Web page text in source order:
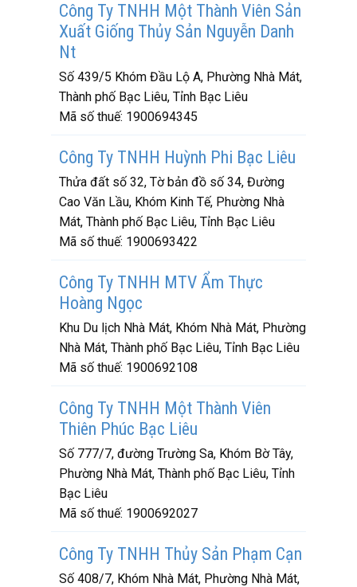
Công Ty TNHH Một Thành Viên Sản
Xuất Giống Thủy Sản Nguyễn Danh
Nt
Số 439/5 Khóm Đầu Lộ A, Phường Nhà Mát,
Thành phố Bạc Liêu, Tỉnh Bạc Liêu
Mã số thuế: 1900694345
Công Ty TNHH Huỳnh Phi Bạc Liêu
Thửa đất số 32, Tờ bản đồ số 34, Đường
Cao Văn Lầu, Khóm Kinh Tế, Phường Nhà
Mát, Thành phố Bạc Liêu, Tỉnh Bạc Liêu
Mã số thuế: 1900693422
Công Ty TNHH MTV Ẩm Thực
Hoàng Ngọc
Khu Du lịch Nhà Mát, Khóm Nhà Mát, Phường
Nhà Mát, Thành phố Bạc Liêu, Tỉnh Bạc Liêu
Mã số thuế: 1900692108
Công Ty TNHH Một Thành Viên
Thiên Phúc Bạc Liêu
Số 777/7, đường Trường Sa, Khóm Bờ Tây,
Phường Nhà Mát, Thành phố Bạc Liêu, Tỉnh
Bạc Liêu
Mã số thuế: 1900692027
Công Ty TNHH Thủy Sản Phạm Cạn
Số 408/7, Khóm Nhà Mát, Phường Nhà Mát,